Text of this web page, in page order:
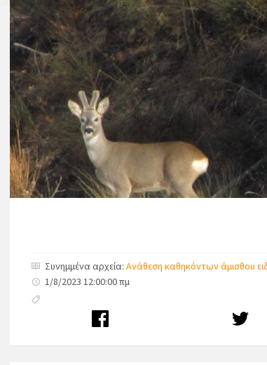
Συνημμένα αρχεία: Ανάθεση καθηκόντων άμισθου
1/8/2023 12:00:00 πμ